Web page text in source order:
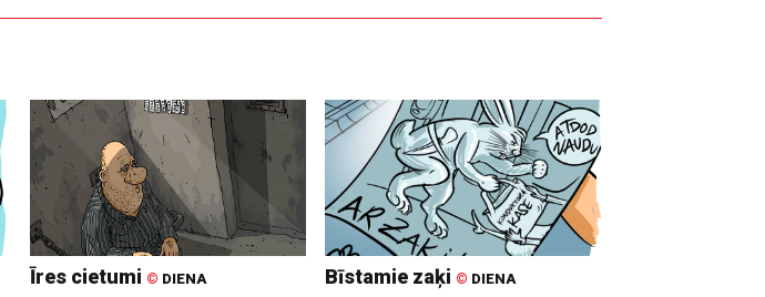
Īres cietumi © DIENA Bīstamie zaķi © DIENA